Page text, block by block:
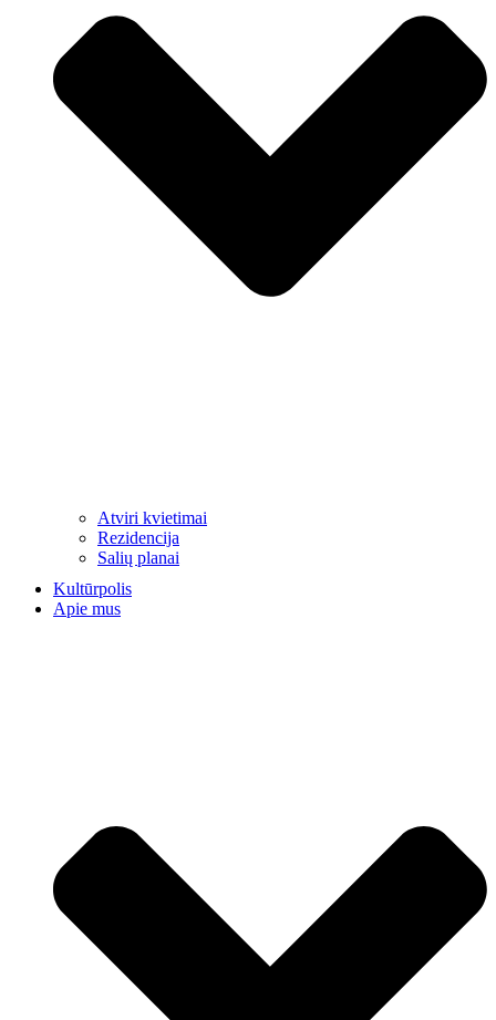
Atviri kvietimai
Rezidencija
Salių planai
Kultūrpolis
Apie mus